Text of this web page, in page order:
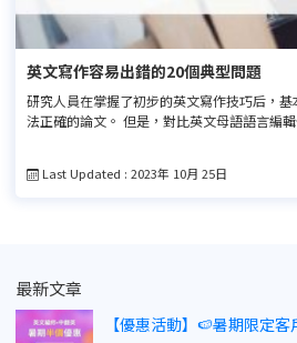
英文寫作容易出錯的20個典型問題
研究人員在掌握了初步的英文寫作技巧后，
法正確的論文。 但是，對比英文母語語言編
Last Updated : 2023年 10月 25日
最新文章
【優惠活動】🍉暑期限定